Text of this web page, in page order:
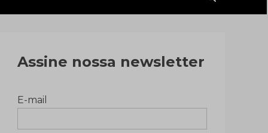
Assine nossa newsletter
E-mail